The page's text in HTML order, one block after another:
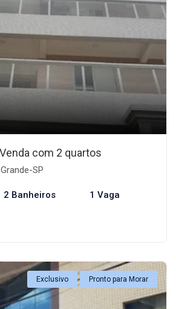
com 2 quartos
SP
2 Banheiros 1 Vaga
Exclusivo Pronto para Morar